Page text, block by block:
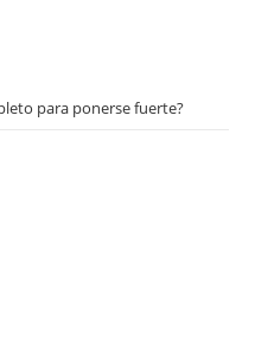
para ponerse fuerte?